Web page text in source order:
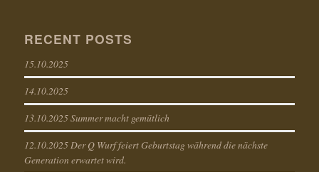
RECENT POSTS
15.10.2025
14.10.2025
13.10.2025 Summer macht gemütlich
12.10.2025 Der Q Wurf feiert Geburtstag während die nächste
Generation erwartet wird.